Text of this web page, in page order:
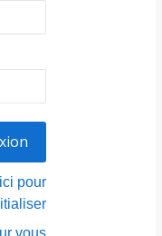
pour
vous